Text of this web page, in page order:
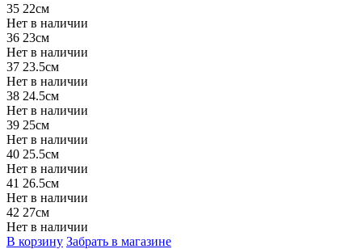
35 22см
Нет в наличии
36 23см
Нет в наличии
37 23.5см
Нет в наличии
38 24.5см
Нет в наличии
39 25см
Нет в наличии
40 25.5см
Нет в наличии
41 26.5см
Нет в наличии
42 27см
Нет в наличии
В корзину Забрать в магазине